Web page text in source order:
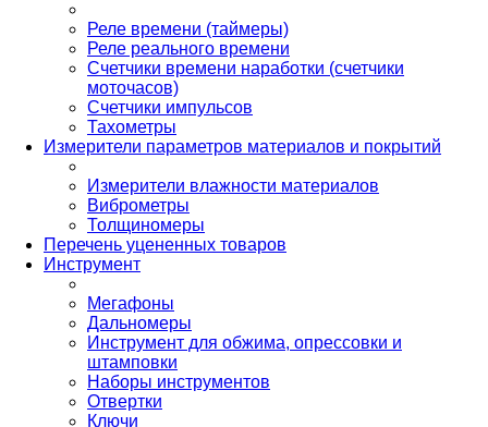
Реле времени (таймеры)
Реле реального времени
Счетчики времени наработки (счетчики
моточасов)
Счетчики импульсов
Тахометры
Измерители параметров материалов и покрытий
Измерители влажности материалов
Виброметры
Толщиномеры
Перечень уцененных товаров
Инструмент
Мегафоны
Дальномеры
Инструмент для обжима, опрессовки и
штамповки
Наборы инструментов
Отвертки
Ключи